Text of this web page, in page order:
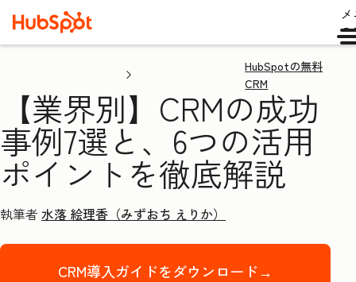
HubSpotの無料
CRM
【業界別】CRMの成功
事例7選と、6つの活用
ポイントを徹底解説
執筆者水落 絵理香（みずおち えりか）
CRM導入ガイドをダウンロード→